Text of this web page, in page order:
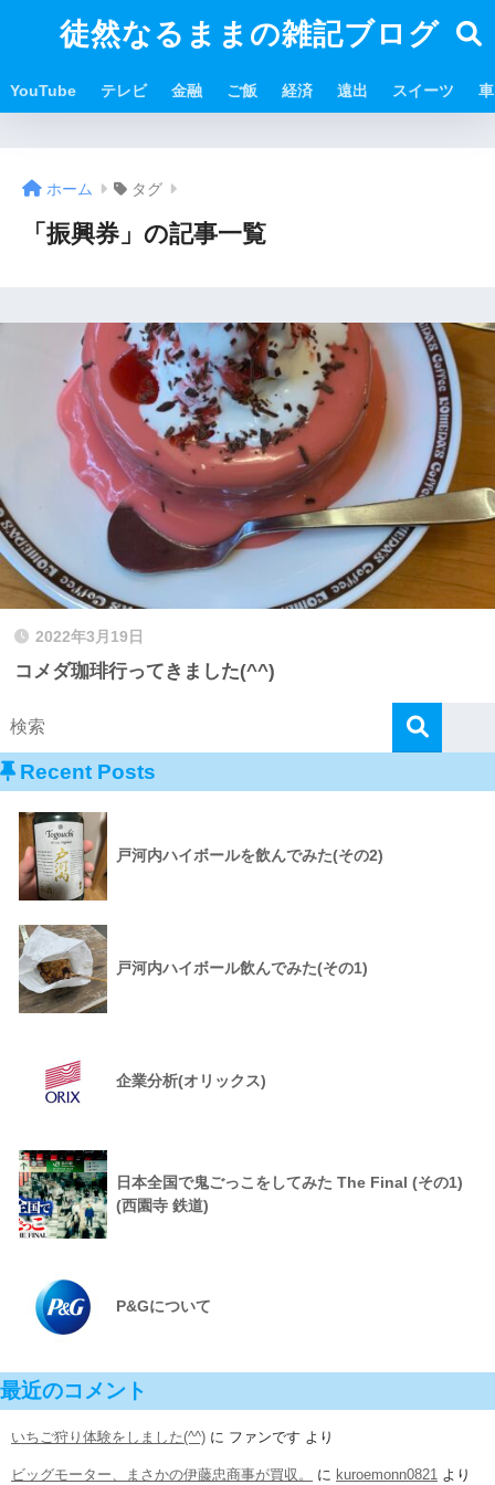
徒然なるままの雑記ブログ
YouTube テレビ 金融 ご飯 経済 遠出 スイーツ 車
ホーム タグ
「振興券」の記事一覧
2022年3月19日
コメダ珈琲行ってきました(^^)
Recent Posts
戸河内ハイボールを飲んでみた(その2)
戸河内ハイボール飲んでみた(その1)
企業分析(オリックス)
日本全国で鬼ごっこをしてみた The Final (その1)
(西園寺 鉄道)
P&Gについて
最近のコメント
いちご狩り体験をしました(^^) に ファンです より
ビッグモーター、まさかの伊藤忠商事が買収。 に kuroemonn0821 より